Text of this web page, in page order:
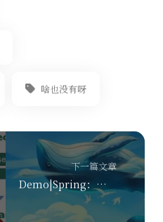
啥也没有呀
下一篇文章
Demo|Spring：基于Setter方法注入的循环依赖场景